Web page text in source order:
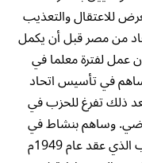
للاعتقال والتعذيب
من مصر قبل أن يكمل
عمل لفترة معلما في
في تأسيس اتحاد
ذلك تفرغ للحزب في
وساهم بنشاط في
المؤتمر التداولي لكادر الحزب الذي عقد عام 1949م